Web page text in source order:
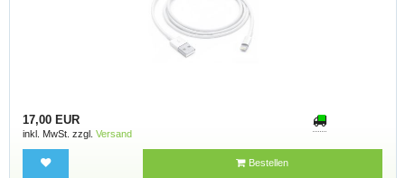
17,00 EUR
inkl. MwSt. zzgl. Versand
Bestellen